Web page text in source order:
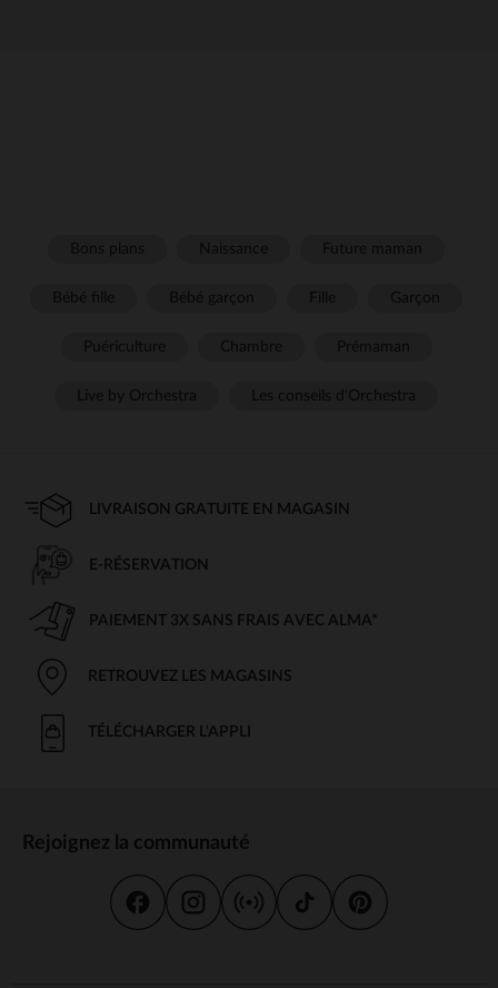
LIVRAISON GRATUITE EN MAGASIN
E-RÉSERVATION
PAIEMENT 3X SANS FRAIS AVEC ALMA*
RETROUVEZ LES MAGASINS
TÉLÉCHARGER L'APPLI
Rejoignez la communauté